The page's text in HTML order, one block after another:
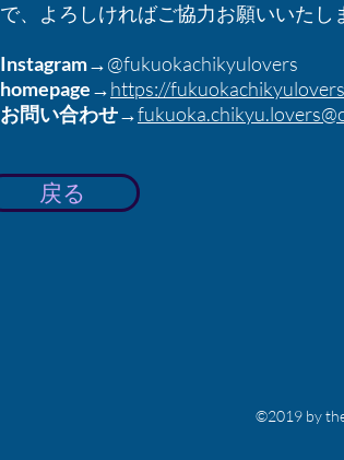
で、よろしければご協力お願いいたし
Instagram→@fukuokachikyulovers
homepage→https://
お問い合わせ→
戻る
©2019 by